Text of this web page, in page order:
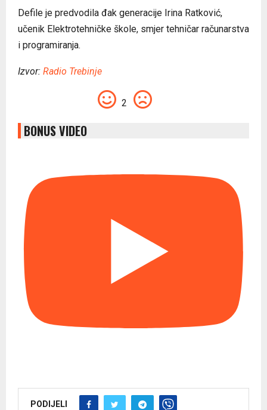
Defile je predvodila đak generacije Irina Ratković,
učenik Elektrotehničke škole, smjer tehničar računarstva
i programiranja.
Izvor: Radio Trebinje
2
BONUS VIDEO
PODIJELI